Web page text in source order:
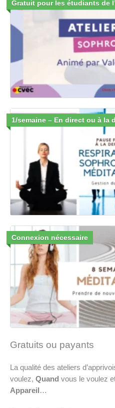
Gratuit pour les étudiants de
1/semaine – En direct ou à la
Connexion nécessaire
Gratuits ou payants
La qualité des ateliers
voulez, Quand vous le voulez
Appareil …